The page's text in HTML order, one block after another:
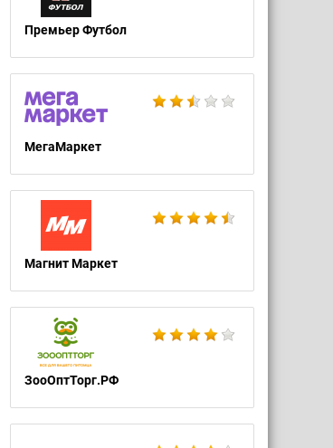
Премьер Футбол
МегаМаркет
Магнит Маркет
ЗооОптТорг.РФ